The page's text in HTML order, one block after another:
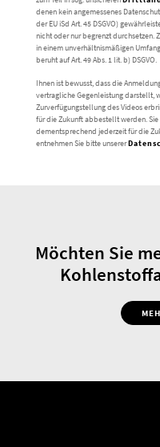
denen kein angemessenes
der EU iSd Art. 45 DSGVO)
nicht oder nur begrenzt durchsetzen.
in einem unverhältnismäßigen
beruht auf Art. 49 Abs. 1 lit. b) DSGVO.
Ihnen ist bewusst, dass die
vertragliche Gegenleistung darstellt,
Zurverfügungstellung des Videos
für die Zukunft abbestellt werden.
dementsprechend jederzeit für die
entnehmen Sie bitte unserer
Möchten Sie